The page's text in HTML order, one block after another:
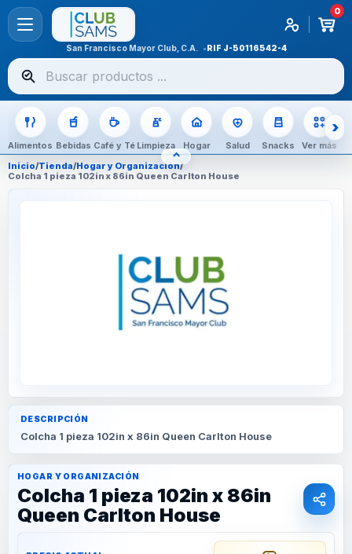
0
San Francisco Mayor Club, C.A. RIF J-50116542-4
Buscar
productos
Alimentos Bebidas Café y Té Limpieza Hogar Salud Snacks Ver más
⌃OCULTAR CATEGORÍAS
Inicio/Tienda/Hogar y Organización/
Colcha 1 pieza 102in x 86in Queen Carlton House
DESCRIPCIÓN
Colcha 1 pieza 102in x 86in Queen Carlton House
HOGAR Y ORGANIZACIÓN
Colcha 1 pieza 102in x 86in
Queen Carlton House